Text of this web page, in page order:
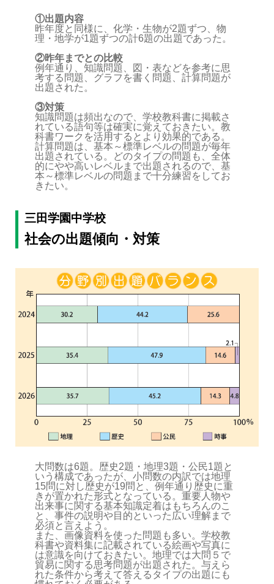
①出題内容
昨年度と同様に、化学・生物が2題ずつ、物
理・地学が1題ずつの計6題の出題であった。
②昨年までとの比較
例年通り、知識問題、図・表などを参考に思
考する問題、グラフを書く問題、計算問題が
出題された。
③対策
知識問題は頻出なので、学校教科書に掲載さ
れている語句等は確実に覚えておきたい。教
科書ワークを活用するとより効果的である。
計算問題は、基本～標準レベルの問題が毎年
出題されている。どのタイプの問題も、全体
的にやや高いレベルまで出題されるので、基
本～標準レベルの問題まで十分練習をしてお
きたい。
三田学園中学校
社会の出題傾向・対策
大問数は6題。歴史2題・地理3題・公民1題と
いう構成であったが、小問数の内訳では地理
15問に対し歴史が19問と、例年通り歴史に重
きが置かれた形式となっている。重要人物や
出来事に関する基本知識定着はもちろんのこ
と、事件の説明や目的といった広い理解まで
必須と言えよう。
また、画像資料を使った問題も多い。学校教
科書や資料集に記載されている絵画や写真に
は意識を向けておきたい。地理では大問５で
貿易に関する思考問題が出題された。与えら
れた条件から考えて答えるタイプの出題にも